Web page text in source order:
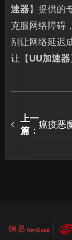
速器】提供的
克服网络障碍
别让网络延迟
让【UU加速器
上一
篇：
瘟疫恶
略！